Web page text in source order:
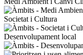
Societat i Cultura
Desenvolupament local